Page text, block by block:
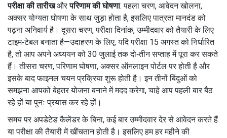
परीक्षा की तारीखऔरपरिणाम की घोषणा. पहला चरण, आवेदन खोलना,
अक्सर योग्यता घोषणा के साथ जुड़ा होता है, इसलिएपात्रता मानदंडको
पढ़ना अनिवार्य है। दूसरा चरण, परीक्षा दिनांक, उम्मीदवार को तैयारी के लिए
टाइम‑टेबल बनाता है—उदाहरण के लिए, यदि परीक्षा 15 अगस्त को निर्धारित
है, तो आप अपने अध्ययन को 30 जुलाई तक दो‑तीन सप्ताह में पूरा कर सकते
हैं। तीसरा चरण, परिणाम घोषणा, अक्सर ऑनलाइन पोर्टल पर होती है और
इसके बाद फाइनल चयन प्रक्रिया शुरू होती है। इन तीनों बिंदुओं को
समझना आपको बेहतर योजना बनाने में मदद करेगा, चाहे आप पहली बार बैठ
रहे हों या पुनः प्रयास कर रहे हों।
समय पर अपडेटेड कैलेंडर के बिना, कई बार उम्मीदवार देर से आवेदन करते हैं
या परीक्षा की तैयारी में खींचतान होती है। इसलिए हम हर महीने की